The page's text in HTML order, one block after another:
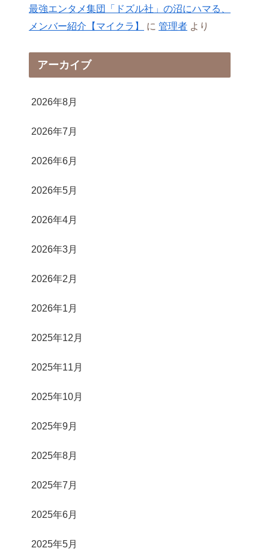
最強エンタメ集団「ドズル社」の沼にハマる、
メンバー紹介【マイクラ】
に 管理者 より
アーカイブ
2026年8月
2026年7月
2026年6月
2026年5月
2026年4月
2026年3月
2026年2月
2026年1月
2025年12月
2025年11月
2025年10月
2025年9月
2025年8月
2025年7月
2025年6月
2025年5月